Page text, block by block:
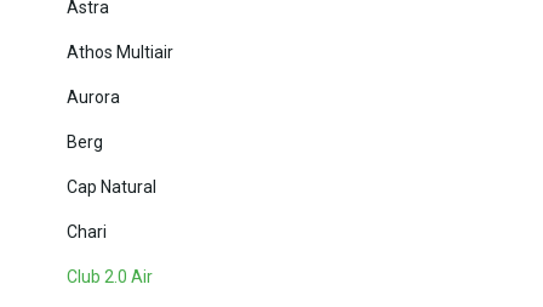
Astra
Athos Multiair
Aurora
Berg
Cap Natural
Chari
Club 2.0 Air